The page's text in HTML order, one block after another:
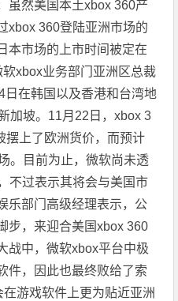
然美国本土xbox 360产
xbox 360登陆亚洲市场的
本市场的上市时间被定在
xbox业务部门亚洲区总裁
在韩国以及香港和台湾地
加坡。11月22日，xbox 3
摆上了欧洲货价，而预计
。目前为止，微软尚未透
不过表示其将会与美国市
乐部门高级经理表示，公
步，来迎合美国xbox 360
战中，微软xbox平台中极
件，因此也最终败给了索
游戏软件上更为贴近亚洲